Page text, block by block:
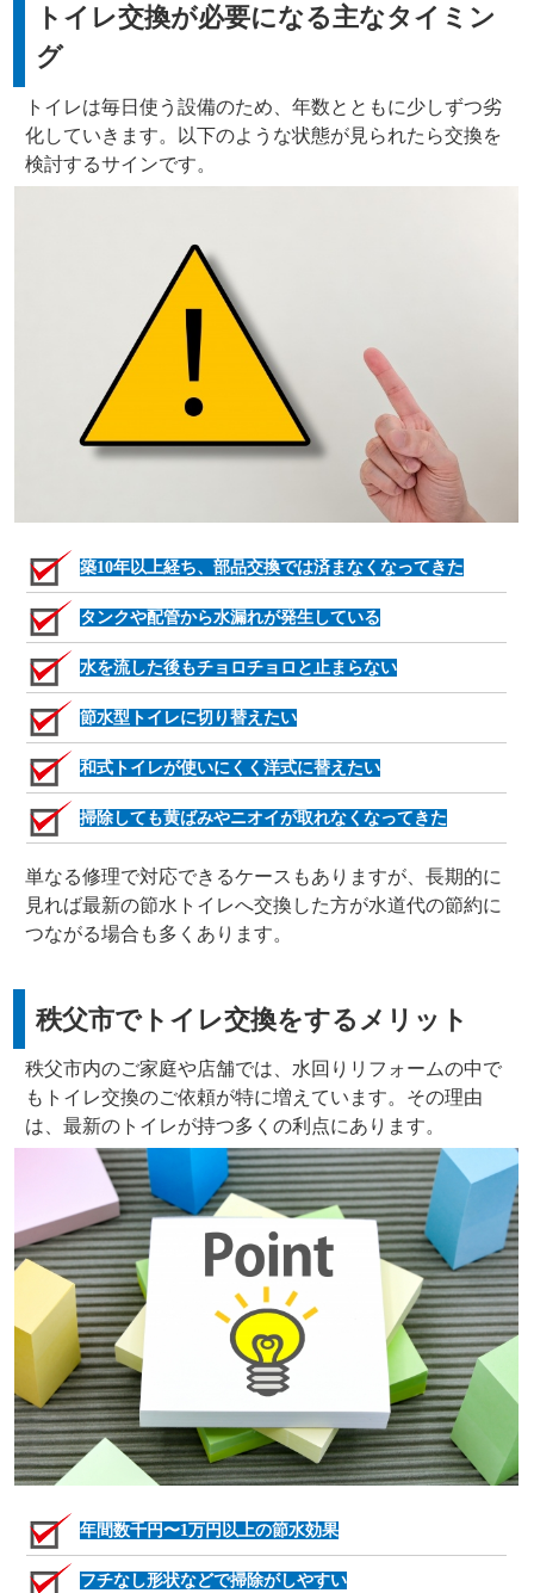
トイレ交換が必要になる主なタイミン
グ
トイレは毎日使う設備のため、年数とともに少しずつ劣
化していきます。以下のような状態が見られたら交換を
検討するサインです。
築10年以上経ち、部品交換では済まなくなってきた
タンクや配管から水漏れが発生している
水を流した後もチョロチョロと止まらない
節水型トイレに切り替えたい
和式トイレが使いにくく洋式に替えたい
掃除しても黄ばみやニオイが取れなくなってきた
単なる修理で対応できるケースもありますが、長期的に
見れば最新の節水トイレへ交換した方が水道代の節約に
つながる場合も多くあります。
秩父市でトイレ交換をするメリット
秩父市内のご家庭や店舗では、水回りリフォームの中で
もトイレ交換のご依頼が特に増えています。その理由
は、最新のトイレが持つ多くの利点にあります。
年間数千円〜1万円以上の節水効果
フチなし形状などで掃除がしやすい